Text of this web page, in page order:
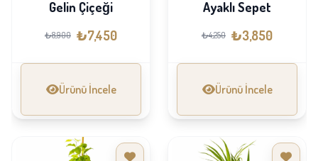
Gelin Çiçeği
₺8,900 ₺7,450
Ürünü İncele
Ayaklı Sepet
₺4,250 ₺3,850
Ürünü İncele